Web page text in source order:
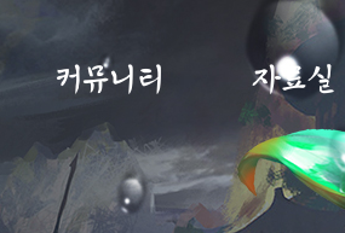
커뮤니티
자유게시판
이미지게시판
공략게시판
무림재패
자료실
갤러리
미디어센터